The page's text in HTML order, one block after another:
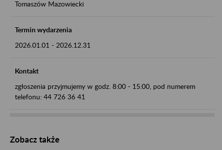
Tomaszów Mazowiecki
Termin wydarzenia
2026.01.01 - 2026.12.31
Kontakt
zgłoszenia przyjmujemy w godz. 8:00 - 15:00, pod numerem
telefonu: 44 726 36 41
Zobacz także